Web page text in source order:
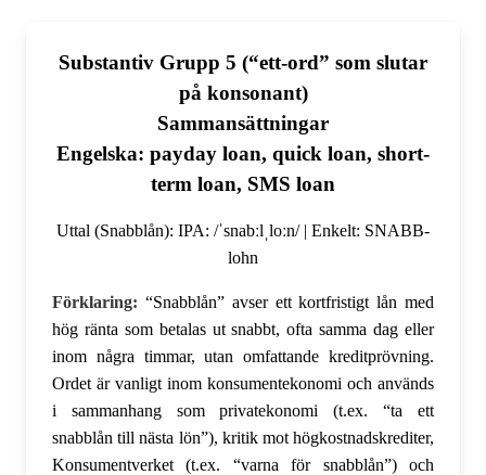
Substantiv Grupp 5 (“ett-ord” som slutar
på konsonant)
Sammansättningar
Engelska: payday loan, quick loan, short-
term loan, SMS loan
Uttal (Snabblån): IPA: /ˈsnabːlˌloːn/ | Enkelt: SNABB-
lohn
Förklaring: “Snabblån” avser ett kortfristigt lån med
hög ränta som betalas ut snabbt, ofta samma dag eller
inom några timmar, utan omfattande kreditprövning.
Ordet är vanligt inom konsumentekonomi och används
i sammanhang som privatekonomi (t.ex. “ta ett
snabblån till nästa lön”), kritik mot högkostnadskrediter,
Konsumentverket (t.ex. “varna för snabblån”) och